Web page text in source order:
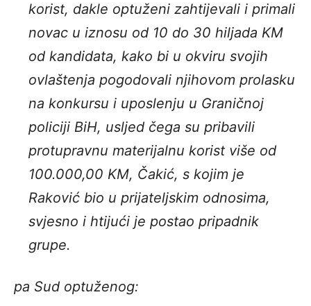
korist, dakle optuženi zahtijevali i primali
novac u iznosu od 10 do 30 hiljada KM
od kandidata, kako bi u okviru svojih
ovlaštenja pogodovali njihovom prolasku
na konkursu i uposlenju u Graničnoj
policiji BiH, usljed čega su pribavili
protupravnu materijalnu korist više od
100.000,00 KM, Čakić, s kojim je
Raković bio u prijateljskim odnosima,
svjesno i htijući je postao pripadnik
grupe.
pa Sud optuženog: